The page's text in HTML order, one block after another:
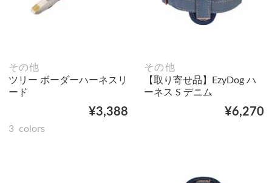
その他
ツリー ボーダーハーネスリ
ード
¥3,388
3 colors
その他
【取り寄せ品】EzyDog ハ
ーネス S デニム
¥6,270